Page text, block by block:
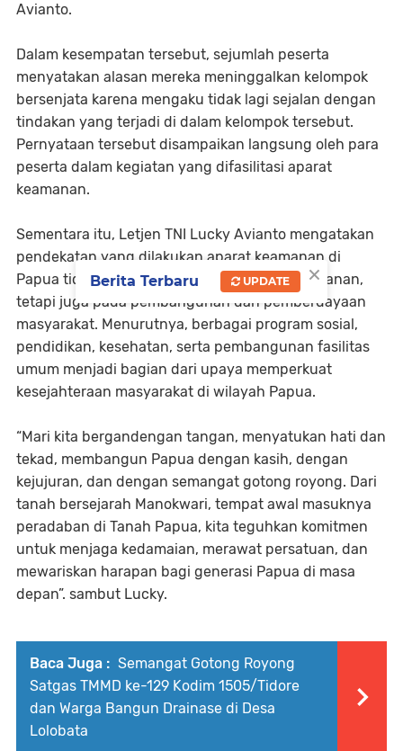
Avianto.
Dalam kesempatan tersebut, sejumlah peserta
menyatakan alasan mereka meninggalkan kelompok
bersenjata karena mengaku tidak lagi sejalan dengan
tindakan yang terjadi di dalam kelompok tersebut.
Pernyataan tersebut disampaikan langsung oleh para
peserta dalam kegiatan yang difasilitasi aparat
keamanan.
Sementara itu, Letjen TNI Lucky Avianto mengatakan
pendekatan yang dilakukan aparat keamanan di
Papua tidak hanya berfokus pada aspek keamanan,
tetapi juga pada pembangunan dan pemberdayaan
masyarakat. Menurutnya, berbagai program sosial,
pendidikan, kesehatan, serta pembangunan fasilitas
umum menjadi bagian dari upaya memperkuat
kesejahteraan masyarakat di wilayah Papua.
“Mari kita bergandengan tangan, menyatukan hati dan
tekad, membangun Papua dengan kasih, dengan
kejujuran, dan dengan semangat gotong royong. Dari
tanah bersejarah Manokwari, tempat awal masuknya
peradaban di Tanah Papua, kita teguhkan komitmen
untuk menjaga kedamaian, merawat persatuan, dan
mewariskan harapan bagi generasi Papua di masa
depan”. sambut Lucky.
Baca Juga : Semangat Gotong Royong
Satgas TMMD ke-129 Kodim 1505/Tidore
dan Warga Bangun Drainase di Desa
Lolobata
×
Berita Terbaru UPDATE